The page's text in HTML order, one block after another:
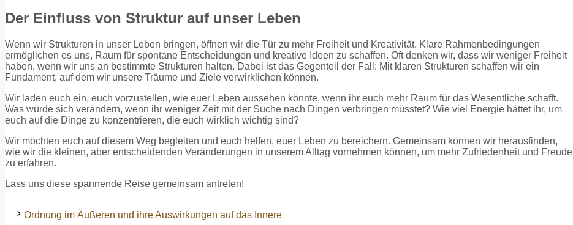
Der Einfluss von Struktur auf unser Leben
Wenn wir Strukturen in unser Leben bringen, öffnen wir die Tür zu mehr Freiheit und Kreativität. Klare Rahmenbedingungen
ermöglichen es uns, Raum für spontane Entscheidungen und kreative Ideen zu schaffen. Oft denken wir, dass wir weniger Freiheit
haben, wenn wir uns an bestimmte Strukturen halten. Dabei ist das Gegenteil der Fall: Mit klaren Strukturen schaffen wir ein
Fundament, auf dem wir unsere Träume und Ziele verwirklichen können.
Wir laden euch ein, euch vorzustellen, wie euer Leben aussehen könnte, wenn ihr euch mehr Raum für das Wesentliche schafft.
Was würde sich verändern, wenn ihr weniger Zeit mit der Suche nach Dingen verbringen müsstet? Wie viel Energie hättet ihr, um
euch auf die Dinge zu konzentrieren, die euch wirklich wichtig sind?
Wir möchten euch auf diesem Weg begleiten und euch helfen, euer Leben zu bereichern. Gemeinsam können wir herausfinden,
wie wir die kleinen, aber entscheidenden Veränderungen in unserem Alltag vornehmen können, um mehr Zufriedenheit und Freude
zu erfahren.
Lass uns diese spannende Reise gemeinsam antreten!
Ordnung im Äußeren und ihre Auswirkungen auf das Innere